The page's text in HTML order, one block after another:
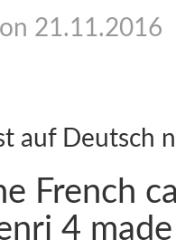
on 21.11.2016
auf Deutsch
French
4